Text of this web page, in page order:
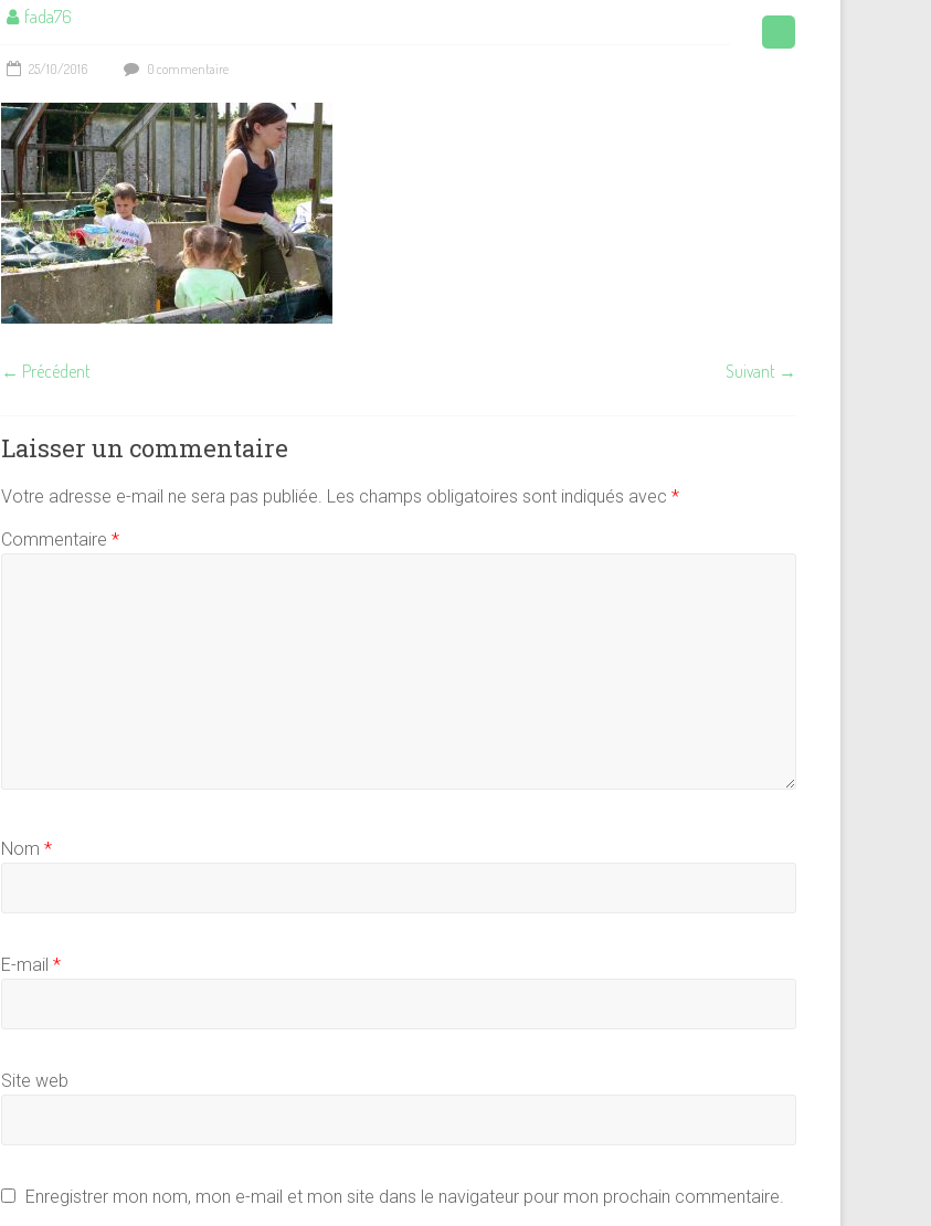
fada76
25/10/2016 0 commentaire
← Précédent Suivant →
Laisser un commentaire
Votre adresse e-mail ne sera pas publiée. Les champs obligatoires sont indiqués avec *
Commentaire *
Nom *
E-mail *
Site web
Enregistrer mon nom, mon e-mail et mon site dans le navigateur pour mon prochain commentaire.